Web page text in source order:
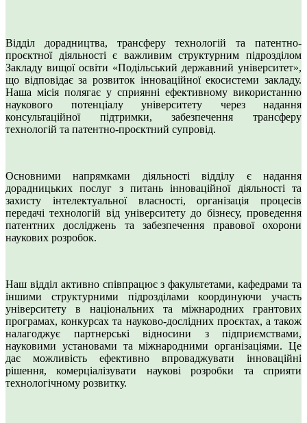
Відділ дорадництва, трансферу технологій та патентно-
проєктної діяльності є важливим структурним підрозділом
Закладу вищої освіти «Подільський державний університет»,
що відповідає за розвиток інноваційної екосистеми закладу.
Наша місія полягає у сприянні ефективному використанню
наукового потенціалу університету через надання
консультаційної підтримки, забезпечення трансферу
технологій та патентно-проєктний супровід.
Основними напрямками діяльності відділу є надання
дорадницьких послуг з питань інноваційної діяльності та
захисту інтелектуальної власності, організація процесів
передачі технологій від університету до бізнесу, проведення
патентних досліджень та забезпечення правової охорони
наукових розробок.
Наш відділ активно співпрацює з факультетами, кафедрами та
іншими структурними підрозділами координуючи участь
університету в національних та міжнародних грантових
програмах, конкурсах та науково-дослідних проєктах, а також
налагоджує партнерські відносини з підприємствами,
науковими установами та міжнародними організаціями. Це
дає можливість ефективно впроваджувати інноваційні
рішення, комерціалізувати наукові розробки та сприяти
технологічному розвитку.